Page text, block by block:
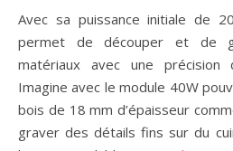
Avec sa puissance initiale de
permet de découper et de
matériaux avec une
Imagine avec le module 40W
bois de 18 mm d’épaisseur
graver des détails fins sur du